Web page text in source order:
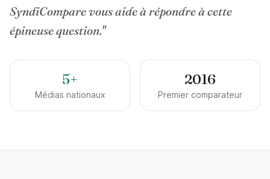
SyndiCompare vous aide à répondre à cette
épineuse question."
5+
Médias nationaux
2016
Premier comparateur